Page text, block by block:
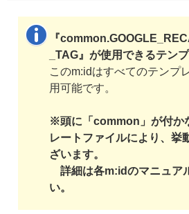
『
_TAG』が使用できるテン
このm:idはすべてのテンプ
用可能です。
※頭に「common」が付か
レートファイルにより、挙
ざいます。
詳細は各m:idのマニュア
い。